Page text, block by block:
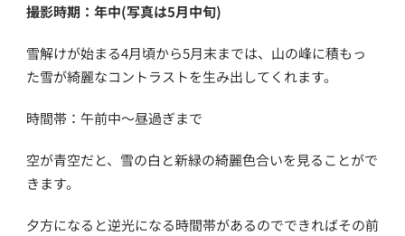
撮影時期：年中(写真は5月中旬)
雪解けが始まる4月頃から5月末までは、山の峰に積もっ
た雪が綺麗なコントラストを生み出してくれます。
時間帯：午前中～昼過ぎまで
空が青空だと、雪の白と新緑の綺麗色合いを見ることがで
きます。
夕方になると逆光になる時間帯があるのでできればその前